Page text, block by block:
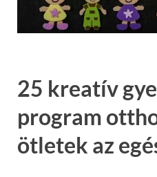
25 kreatív
program
ötletek az